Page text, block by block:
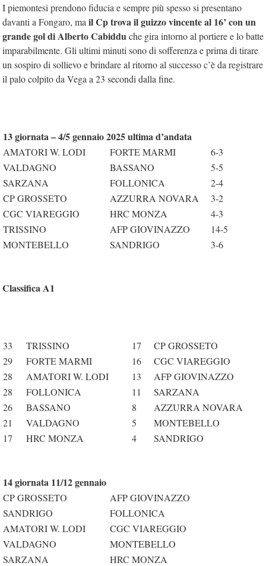
I piemontesi prendono fiducia e sempre più spesso si presentano
davanti a Fongaro, ma il Cp trova il guizzo vincente al 16’ con un
grande gol di Alberto Cabidduche gira intorno al portiere e lo batte
imparabilmente. Gli ultimi minuti sono di sofferenza e prima di tirare
un sospiro di sollievo e brindare al ritorno al successo c’è da registrare
il palo colpito da Vega a 23 secondi dalla fine.
13 giornata – 4/5 gennaio 2025 ultima d’andata
AMATORI W. LODI FORTE MARMI
6-3
VALDAGNO
BASSANO
5-5
SARZANA
FOLLONICA
2-4
CP GROSSETO
AZZURRA NOVARA
3-2
CGC VIAREGGIO
HRC MONZA
4-3
TRISSINO
AFP GIOVINAZZO
14-5
MONTEBELLO
SANDRIGO 3-6
Classifica A1
33 TRISSINO 17
CP GROSSETO
29
FORTE MARMI 16
CGC VIAREGGIO
28
AMATORI W. LODI 13
AFP GIOVINAZZO
28
FOLLONICA 11
SARZANA
26
BASSANO 8
AZZURRA NOVARA
21
VALDAGNO 5
MONTEBELLO
17
HRC MONZA 4 SANDRIGO
14 giornata 11/12 gennaio
CP GROSSETO
AFP GIOVINAZZO
SANDRIGO
FOLLONICA
AMATORI W. LODI
CGC VIAREGGIO
VALDAGNO
MONTEBELLO
SARZANA
HRC MONZA